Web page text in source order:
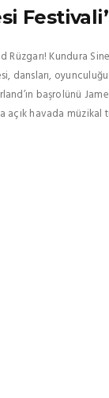
Rüzgarı! Kundura
dansları,
başrolünü
açık havada